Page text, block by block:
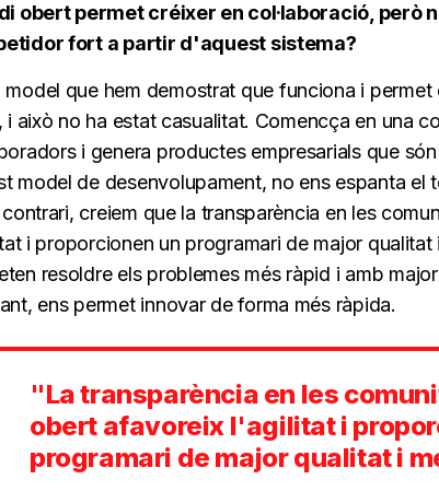
obert permet créixer en col·laboració, però
fort a partir d'aquest sistema?
model que hem demostrat que funciona i
i això no ha estat casualitat. Comencça en una
i genera productes empresarials que
model de desenvolupament, no ens espanta el
creiem que la transparència en les
i proporcionen un programari de major qualitat
resoldre els problemes més ràpid i amb
ens permet innovar de forma més ràpida.
"La transparència en les
obert afavoreix l'agilitat i
programari de major qualitat i